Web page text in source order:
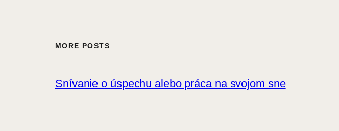
MORE POSTS
Snívanie o úspechu alebo práca na svojom sne